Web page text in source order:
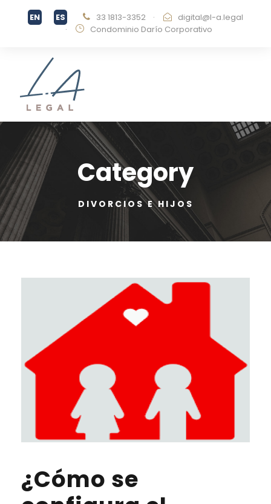
33 1813-3352 ·
digital@l-a.legal
·
Condominio Darío Corporativo
Category
DIVORCIOS E HIJOS
¿Cómo se